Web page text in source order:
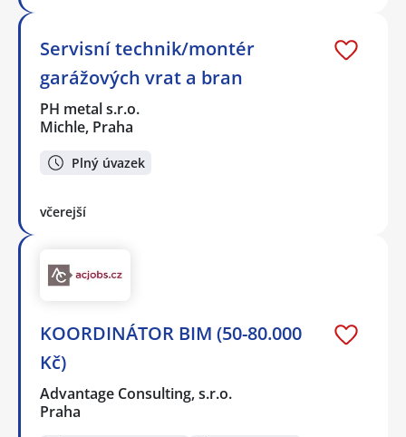
Servisní technik/montér
garážových vrat a bran
PH metal s.r.o.
Michle, Praha
Plný úvazek
včerejší
KOORDINÁTOR BIM (50-80.000
Kč)
Advantage Consulting, s.r.o.
Praha